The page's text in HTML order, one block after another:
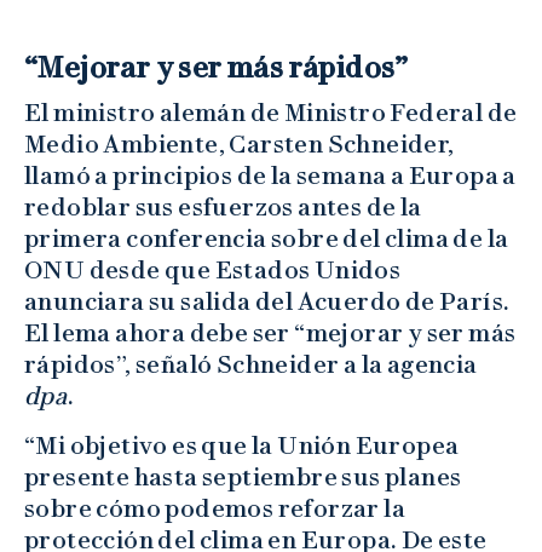
“Mejorar y ser más rápidos”
El ministro alemán de Ministro Federal de
Medio Ambiente, Carsten Schneider,
llamó a principios de la semana a Europa a
redoblar sus esfuerzos antes de la
primera conferencia sobre del clima de la
ONU desde que Estados Unidos
anunciara su salida del Acuerdo de París.
El lema ahora debe ser “mejorar y ser más
rápidos”, señaló Schneider a la agencia
dpa.
“Mi objetivo es que la Unión Europea
presente hasta septiembre sus planes
sobre cómo podemos reforzar la
protección del clima en Europa. De este